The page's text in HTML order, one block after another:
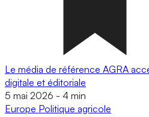
Le média de référence AGRA
digitale et éditoriale
5 mai 2026 - 4 min
Europe Politique agricole